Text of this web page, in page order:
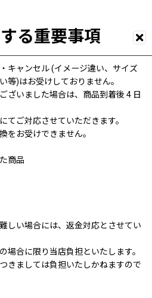
る重要事項
キャンセル (イメージ違い、サイズ
等)はお受けしておりません。
ざいました場合は、商品到着後 4 日
てご対応させていただきます。
をお受けできません。
商品
しい場合には、返金対応とさせてい
場合に限り当店負担といたします。
きましては負担いたしかねますので